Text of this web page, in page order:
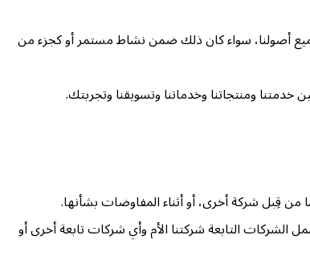
جميع أصولنا، سواء كان ذلك ضمن نشاط مستمر أو كجزء من
ومنتجاتنا وخدماتنا وتسويقنا وتجربتك.
من قِبل شركة أخرى، أو أثناء المفاوضات بشأنها.
التابعة شركتنا الأم وأي شركات تابعة أخرى أو